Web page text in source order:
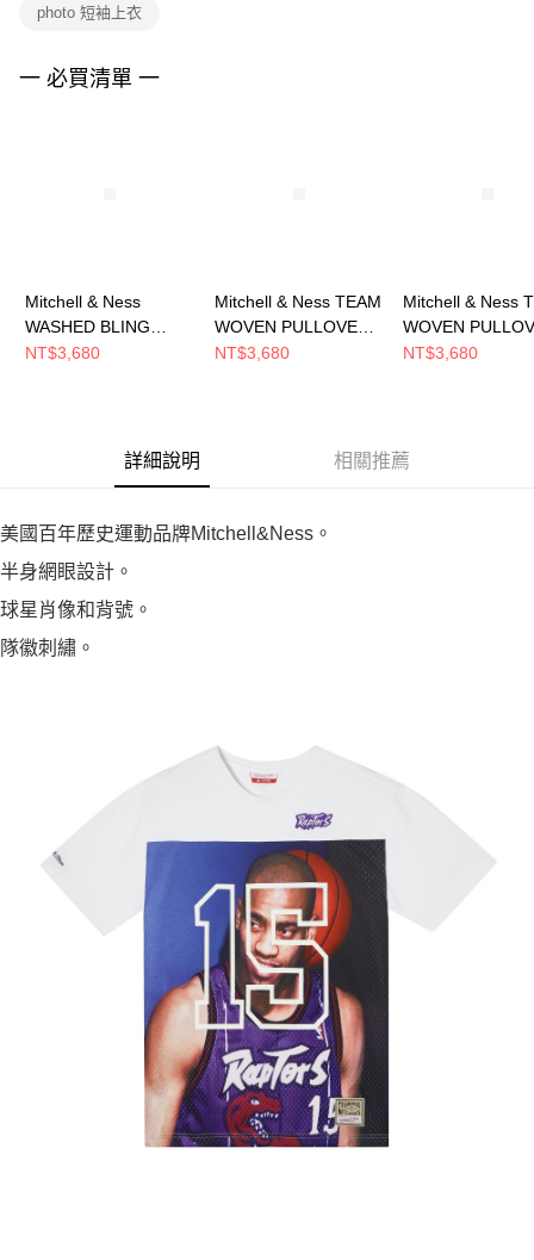
３．未成年的使用者請事先徵得法定代理人或監護人之同意方可使用
４．使用「AFTEE先享後付」時，將依據個別帳號之用戶狀況，依本公司即
photo 短袖上衣
一 必買清單 一
Mitchell & Ness
WASHED BLING
HOODIE - VINCE
NT$3,680
Mitchell & Ness TEAM
WOVEN PULLOVER
JACKET 男 短袖上衣
NT$3,680
Mitchell & Ness
WOVEN
JACKET 男 短袖
NT$3,680
詳細說明 相關推薦
美國百年歷史運動品牌Mitchell&Ness。
半身網眼設計。
球星肖像和背號。
隊徽刺繡。